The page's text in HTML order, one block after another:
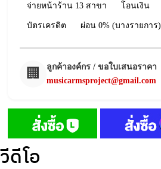
จ่ายหน้าร้าน 13 สาขา โอนเงิน
บัตรเครดิต ผ่อน 0% (บางรายการ)
🏢
ลูกค้าองค์กร / ขอใบเสนอราคา
musicarmsproject@gmail.com
วีดีโอ